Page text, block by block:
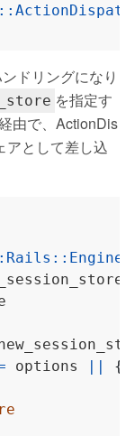
::
ドリングになり
を指定す
由で、ActionDis
アとして差し込
Rails :: Engine
options ||
{}